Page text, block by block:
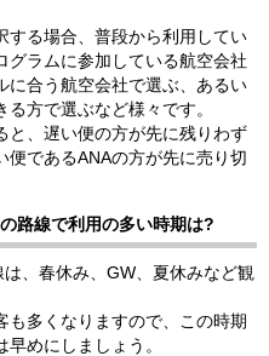
する場合、普段から利用してい
グラムに参加している航空会社
に合う航空会社で選ぶ、あるい
方で選ぶなど様々です。
と、遅い便の方が先に残りわず
であるANAの方が先に売り切
路線で利用の多い時期は?
、春休み、GW、夏休みなど観
も多くなりますので、この時期
めにしましょう。